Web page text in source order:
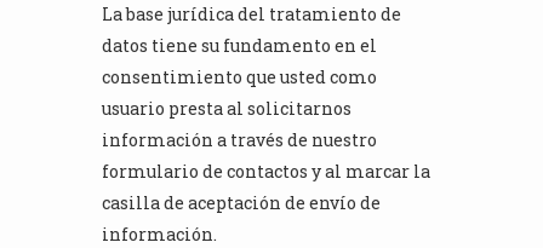
La base jurídica del tratamiento de
datos tiene su fundamento en el
consentimiento que usted como
usuario presta al solicitarnos
información a través de nuestro
formulario de contactos y al marcar la
casilla de aceptación de envío de
información.